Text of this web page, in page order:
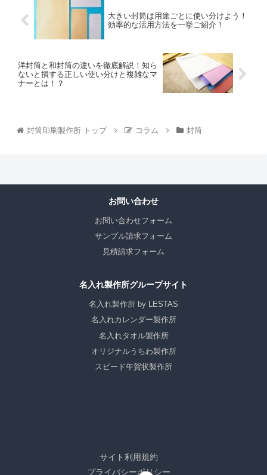
大きい封筒は用途ごとに使い分けよう！
効率的な活用方法を一挙ご紹介！
洋封筒と和封筒の違いを徹底解説！知ら
ないと損する正しい使い分けと複雑なマ
ナーとは！？
封筒印刷製作所 トップ コラム 封筒
お問い合わせ
お問い合わせフォーム
サンプル請求フォーム
見積請求フォーム
名入れ製作所グループサイト
名入れ製作所 by LESTAS
名入れカレンダー製作所
名入れタオル製作所
オリジナルうちわ製作所
スピード年賀状製作所
サイト利用規約
プライバシーポリシー